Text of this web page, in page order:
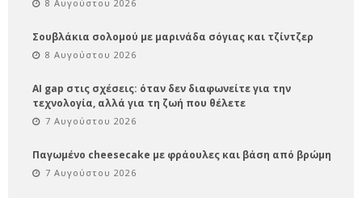
8 Αυγούστου 2026
Σουβλάκια σολομού με μαρινάδα σόγιας και τζίντζερ
8 Αυγούστου 2026
AI gap στις σχέσεις: όταν δεν διαφωνείτε για την
τεχνολογία, αλλά για τη ζωή που θέλετε
7 Αυγούστου 2026
Παγωμένο cheesecake με φράουλες και βάση από βρώμη
7 Αυγούστου 2026